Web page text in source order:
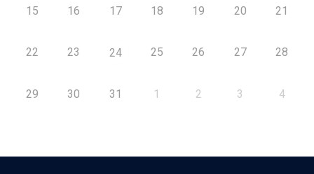
15 16 17 18 19 20 21
22 23 24 25 26 27 28
29 30 31 1 2 3 4